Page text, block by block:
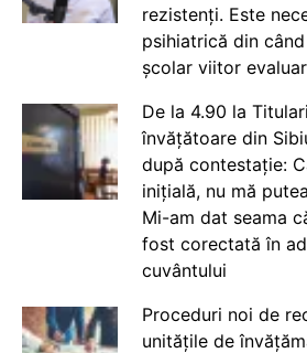
rezistenți. Este
psihiatrică din
școlar viitor
De la 4.90 la
învățătoare din
după contestație:
inițială, nu mă
Mi-am dat seama
fost corectată în
cuvântului
Proceduri noi de
unitățile de